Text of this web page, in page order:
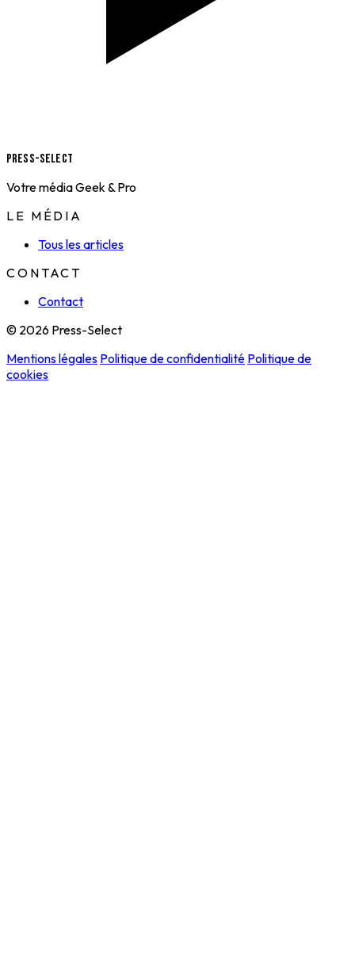
Press-Select
Votre média Geek & Pro
LE MÉDIA
Tous les articles
CONTACT
Contact
© 2026 Press-Select
Mentions légales Politique de confidentialité Politique de
cookies